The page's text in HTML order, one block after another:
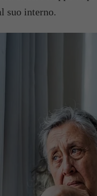
suo interno.